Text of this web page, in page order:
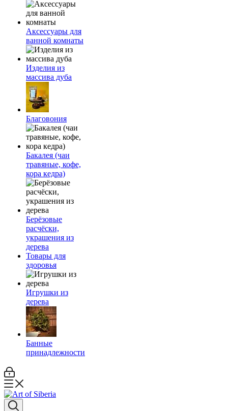
Аксессуары для
ванной комнаты
Изделия из
массива дуба
Благовония
Бакалея (чаи
травяные, кофе,
кора кедра)
Берёзовые
расчёски,
украшения из
дерева
Товары для
здоровья
Игрушки из
дерева
Банные
принадлежности